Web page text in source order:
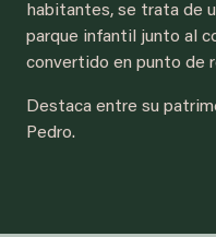
habitantes, se trata de
parque infantil junto al
convertido en punto de
Destaca entre su
Pedro.